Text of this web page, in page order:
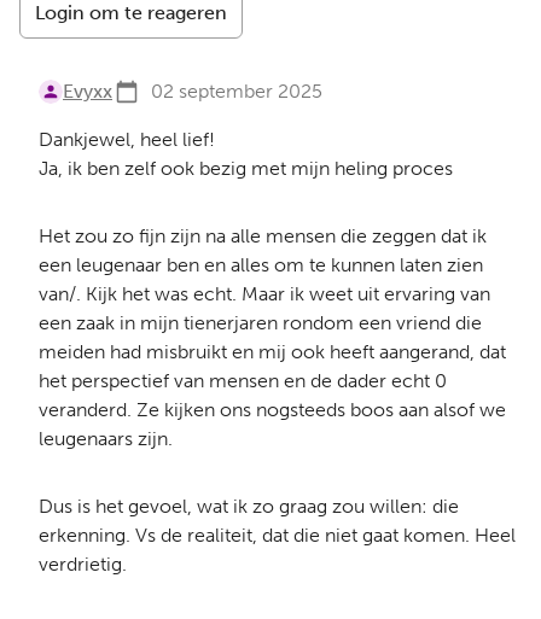
Login om te reageren
Evyxx 02 september 2025
Dankjewel, heel lief!
Ja, ik ben zelf ook bezig met mijn heling proces
Het zou zo fijn zijn na alle mensen die zeggen dat ik
een leugenaar ben en alles om te kunnen laten zien
van/. Kijk het was echt. Maar ik weet uit ervaring van
een zaak in mijn tienerjaren rondom een vriend die
meiden had misbruikt en mij ook heeft aangerand, dat
het perspectief van mensen en de dader echt 0
veranderd. Ze kijken ons nogsteeds boos aan alsof we
leugenaars zijn.
Dus is het gevoel, wat ik zo graag zou willen: die
erkenning. Vs de realiteit, dat die niet gaat komen. Heel
verdrietig.